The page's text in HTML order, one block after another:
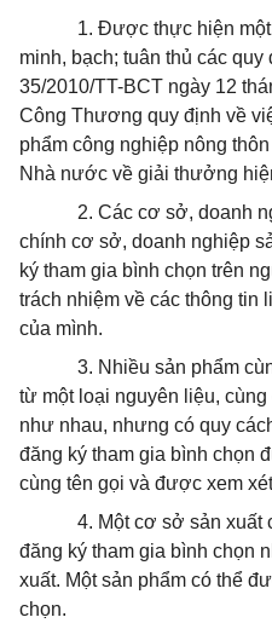
1. Được thực hiện
minh, bạch; tuân thủ các
35/2010/TT-BCT ngày 12
Công Thương quy định về
phẩm công nghiệp nông
Nhà nước về giải thưởng
2. Các cơ sở, doanh
chính cơ sở, doanh nghiệp
ký tham gia bình chọn trên
trách nhiệm về các thông tin
của mình.
3. Nhiều sản phẩm
từ một loại nguyên liệu,
như nhau, nhưng có quy
đăng ký tham gia bình chọn
cùng tên gọi và được xem
4. Một cơ sở sản xuất
đăng ký tham gia bình chọn
xuất. Một sản phẩm có thể
chọn.